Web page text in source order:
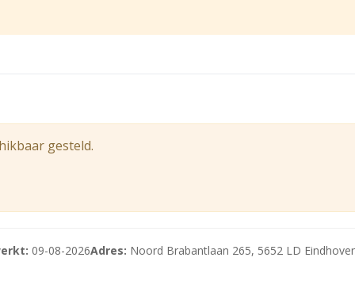
gesteld.
09-08-2026Adres: Noord Brabantlaan 265, 5652 LD